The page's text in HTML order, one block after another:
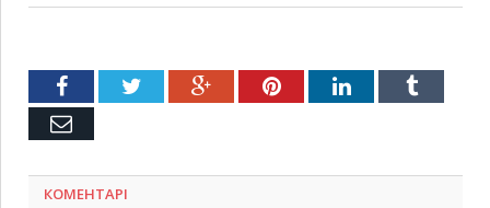
FacebookTwitter Google+PinterestLinkedInTumblr
Емейл
КОМЕНТАРІ